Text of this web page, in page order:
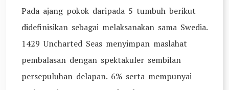
Pada ajang pokok daripada 5 tumbuh berikut
didefinisikan sebagai melaksanakan sama Swedia.
1429 Uncharted Seas menyimpan maslahat
pembalasan dengan spektakuler sembilan
persepuluhan delapan. 6% serta mempunyai